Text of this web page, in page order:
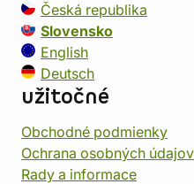
Česká republika
Slovensko
English
Deutsch
užitočné
Obchodné podmienky
Ochrana osobných údajov
Rady a informace